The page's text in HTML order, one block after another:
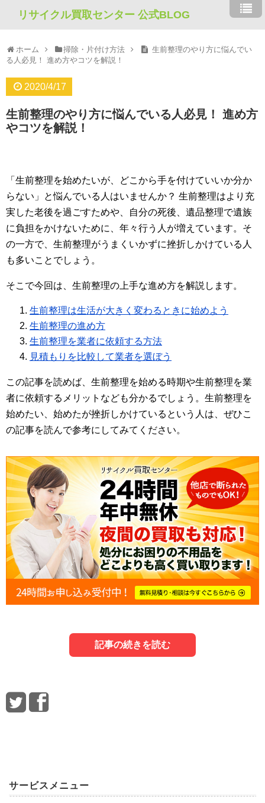
リサイクル買取センター 公式BLOG
ホーム 掃除・片付け方法
生前整理のやり方に悩んでい
る人必見！ 進め方やコツを解説！
2020/4/17
生前整理のやり方に悩んでいる人必見！ 進め方
やコツを解説！
「生前整理を始めたいが、どこから手を付けていいか分か
らない」と悩んでいる人はいませんか？ 生前整理はより充
実した老後を過ごすためや、自分の死後、遺品整理で遺族
に負担をかけないために、年々行う人が増えています。そ
の一方で、生前整理がうまくいかずに挫折しかけている人
も多いことでしょう。
そこで今回は、生前整理の上手な進め方を解説します。
生前整理は生活が大きく変わるときに始めよう
生前整理の進め方
生前整理を業者に依頼する方法
見積もりを比較して業者を選ぼう
この記事を読めば、生前整理を始める時期や生前整理を業
者に依頼するメリットなども分かるでしょう。生前整理を
始めたい、始めたが挫折しかけているという人は、ぜひこ
の記事を読んで参考にしてみてください。
記事の続きを読む
1-1．生前整理とは自分が本当に必要なものを
選ぶ作業
3-1．生前整理を業者に依頼するメリット
すか？
A．製造されてから5年までの家電、キレイな家具・古書・
サービスメニュー